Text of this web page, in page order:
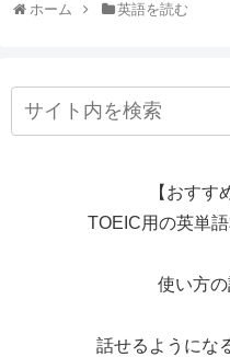
ホーム 英語を読む
【おすす
TOEIC用の英単
使い方
話せるようにな